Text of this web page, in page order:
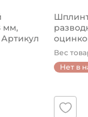
мм,
94890
Вес
Нет в